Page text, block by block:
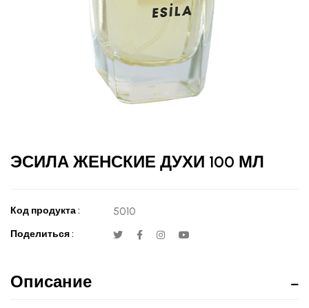
ЭСИЛА ЖЕНСКИЕ ДУХИ 100 МЛ
Код продукта : 5010
Поделиться :
Описание